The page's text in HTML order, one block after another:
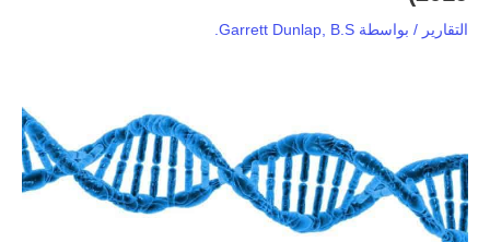
التقارير / بواسطة Garrett Dunlap, B.S.